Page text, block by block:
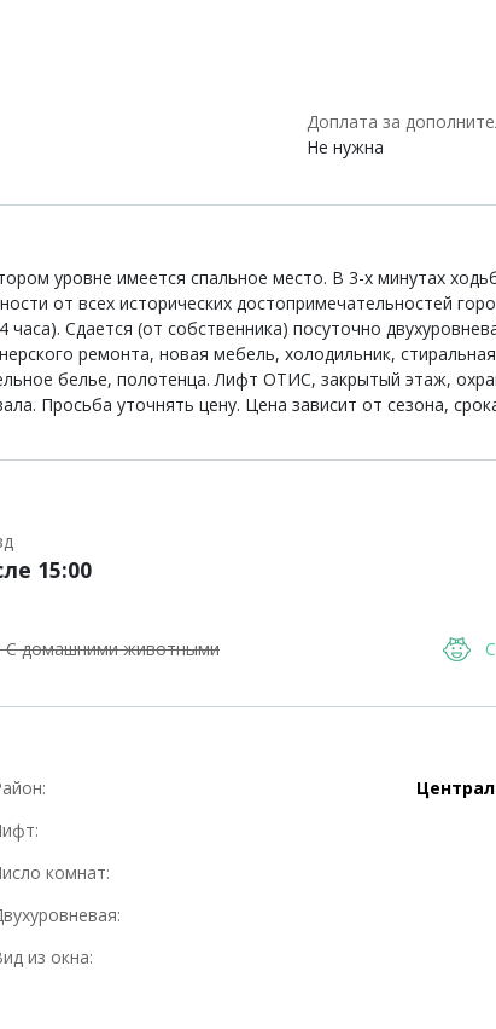
Доплата за
Не нужна
уровне имеется спальное место. В 3-х минутах
от всех исторических достопримечательностей
Сдается (от собственника) посуточно
ремонта, новая мебель, холодильник,
белье, полотенца. Лифт ОТИС, закрытый этаж,
Просьба уточнять цену. Цена зависит от сезона,
15:00
С домашними животными
комнат:
из окна: